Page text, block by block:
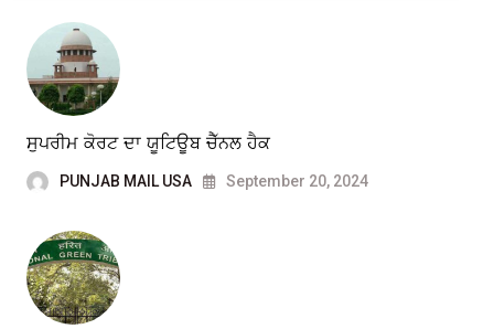
ਸੁਪਰੀਮ ਕੋਰਟ ਦਾ ਯੂਟਿਊਬ ਚੈੱਨਲ ਹੈਕ
PUNJAB MAIL USA September 20, 2024